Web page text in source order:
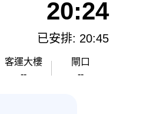
20:24
已安排: 20:45
客運大樓
--
閘口
--